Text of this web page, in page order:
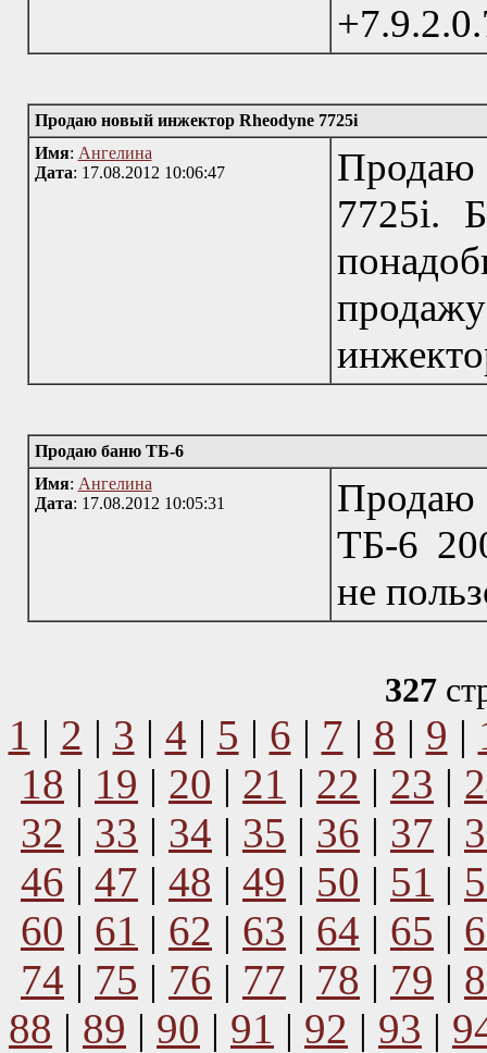
Продаю новый инжектор Rheodyne 7725i
Имя: Ангелина
Дата: 17.08.2012 10:06:47
7725i.
Продаю баню ТБ-6
Имя: Ангелина
Дата: 17.08.2012 10:05:31
Продаю
ТБ-6
не
327
1 | 2 | 3 | 4 | 5 | 6 | 7 | 8 | 9 |
18 | 19 | 20 | 21 | 22 | 23 |
32 | 33 | 34 | 35 | 36 | 37 |
46 | 47 | 48 | 49 | 50 | 51 |
60 | 61 | 62 | 63 | 64 | 65 |
74 | 75 | 76 | 77 | 78 | 79 |
88 | 89 | 90 | 91 | 92 | 93 |